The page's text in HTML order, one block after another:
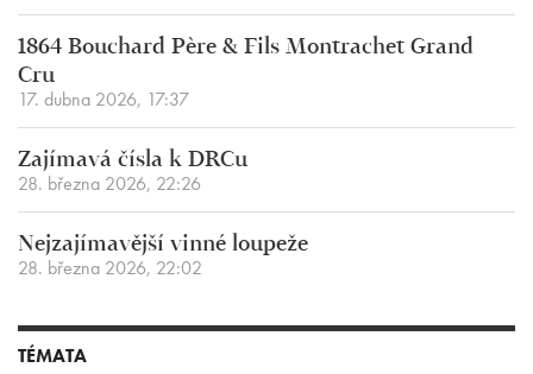
1864 Bouchard Père & Fils Montrachet Grand
Cru
17. dubna 2026, 17:37
Zajímavá čísla k DRCu
28. března 2026, 22:26
Nejzajímavější vinné loupeže
28. března 2026, 22:02
TÉMATA